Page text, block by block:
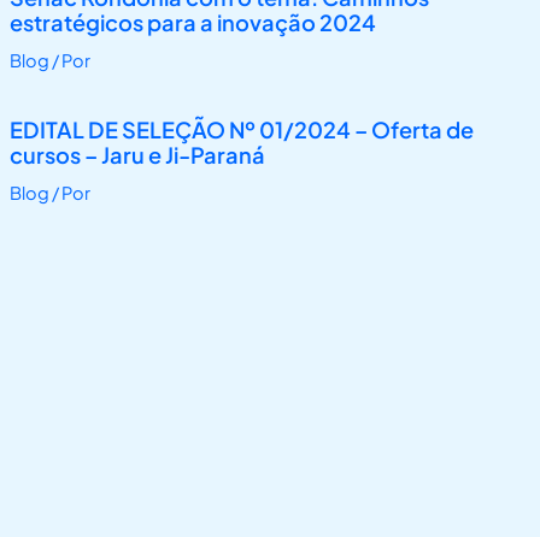
estratégicos para a inovação 2024
Blog / Por
EDITAL DE SELEÇÃO Nº 01/2024 – Oferta de
cursos – Jaru e Ji-Paraná
Blog / Por